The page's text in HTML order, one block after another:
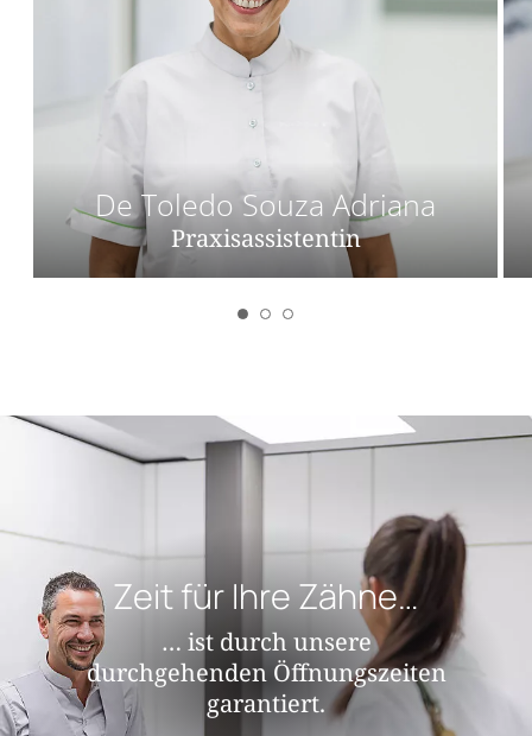
De Toledo Souza Adriana
Praxisassistentin
Zeit für Ihre Zähne…
… ist durch unsere
durchgehenden Öffnungszeiten
garantiert.